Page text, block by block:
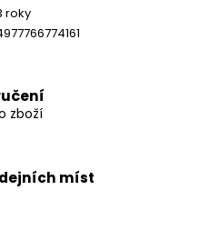
roky
zboží
míst